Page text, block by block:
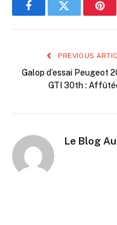
FacebookTwitter
PREVIOUS
Galop d’essai Peugeot
GTI 30th :
Le Blog